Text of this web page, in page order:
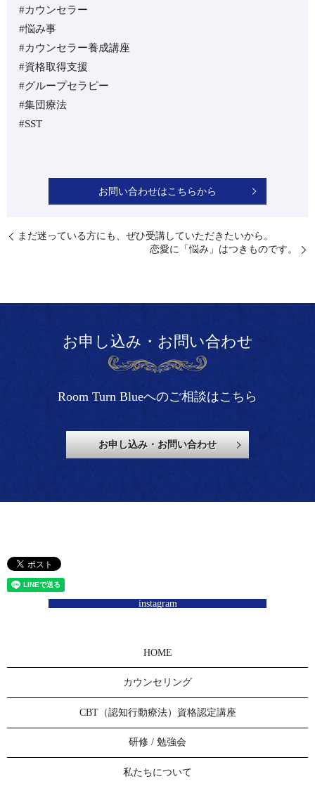
#カウンセラー
#悩み事
#カウンセラー養成講座
#資格取得支援
#グループセラピー
#集団療法
#SST⁡
お問い合わせはこちらから
⁡まだ迷っている方にも、ぜひ受講していただきたいから。
⁡恋愛に「悩み」はつきものです。
お申し込み・お問い合わせ
Room Turn Blueへのご相談はこちら
お申し込み・お問い合わせ
instagram
HOME
カウンセリング
CBT（認知行動療法）資格認定講座
研修 / 勉強会
私たちについて